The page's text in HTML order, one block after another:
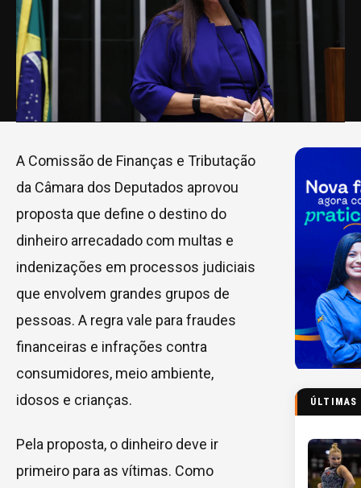
A Comissão de Finanças e Tributação
da Câmara dos Deputados aprovou
proposta que define o destino do
dinheiro arrecadado com multas e
indenizações em processos judiciais
que envolvem grandes grupos de
pessoas. A regra vale para fraudes
financeiras e infrações contra
consumidores, meio ambiente,
idosos e crianças.
Pela proposta, o dinheiro deve ir
primeiro para as vítimas. Como